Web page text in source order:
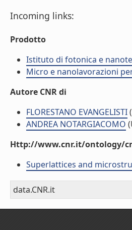
Incoming links:
Prodotto
Istituto di fotonica e
Micro e nanolavorazioni
Autore CNR di
FLORESTANO EVANGELISTI
ANDREA NOTARGIACOMO
Http://www.cnr.it/ontology/
Superlattices and
data.CNR.it